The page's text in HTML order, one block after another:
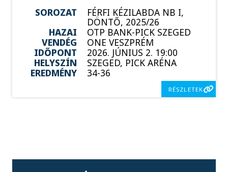
SOROZAT FÉRFI KÉZILABDA NB I,
DÖNTŐ, 2025/26
HAZAI
OTP BANK-PICK SZEGED
VENDÉG
ONE VESZPRÉM
IDŐPONT
2026. JÚNIUS 2. 19:00
HELYSZÍN
SZEGED, PICK ARÉNA
EREDMÉNY
34-36
RÉSZLETEK